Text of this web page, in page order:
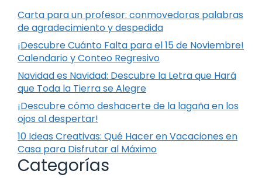
Carta para un profesor: conmovedoras palabras
de agradecimiento y despedida
¡Descubre Cuánto Falta para el 15 de Noviembre!
Calendario y Conteo Regresivo
Navidad es Navidad: Descubre la Letra que Hará
que Toda la Tierra se Alegre
¡Descubre cómo deshacerte de la lagaña en los
ojos al despertar!
10 Ideas Creativas: Qué Hacer en Vacaciones en
Casa para Disfrutar al Máximo
Categorías